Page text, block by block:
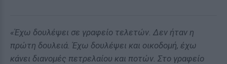
«Έχω δουλέψει σε γραφείο τελετών. Δεν ήταν η
πρώτη δουλειά. Έχω δουλέψει και οικοδομή, έχω
κάνει διανομές πετρελαίου και ποτών. Στο γραφείο